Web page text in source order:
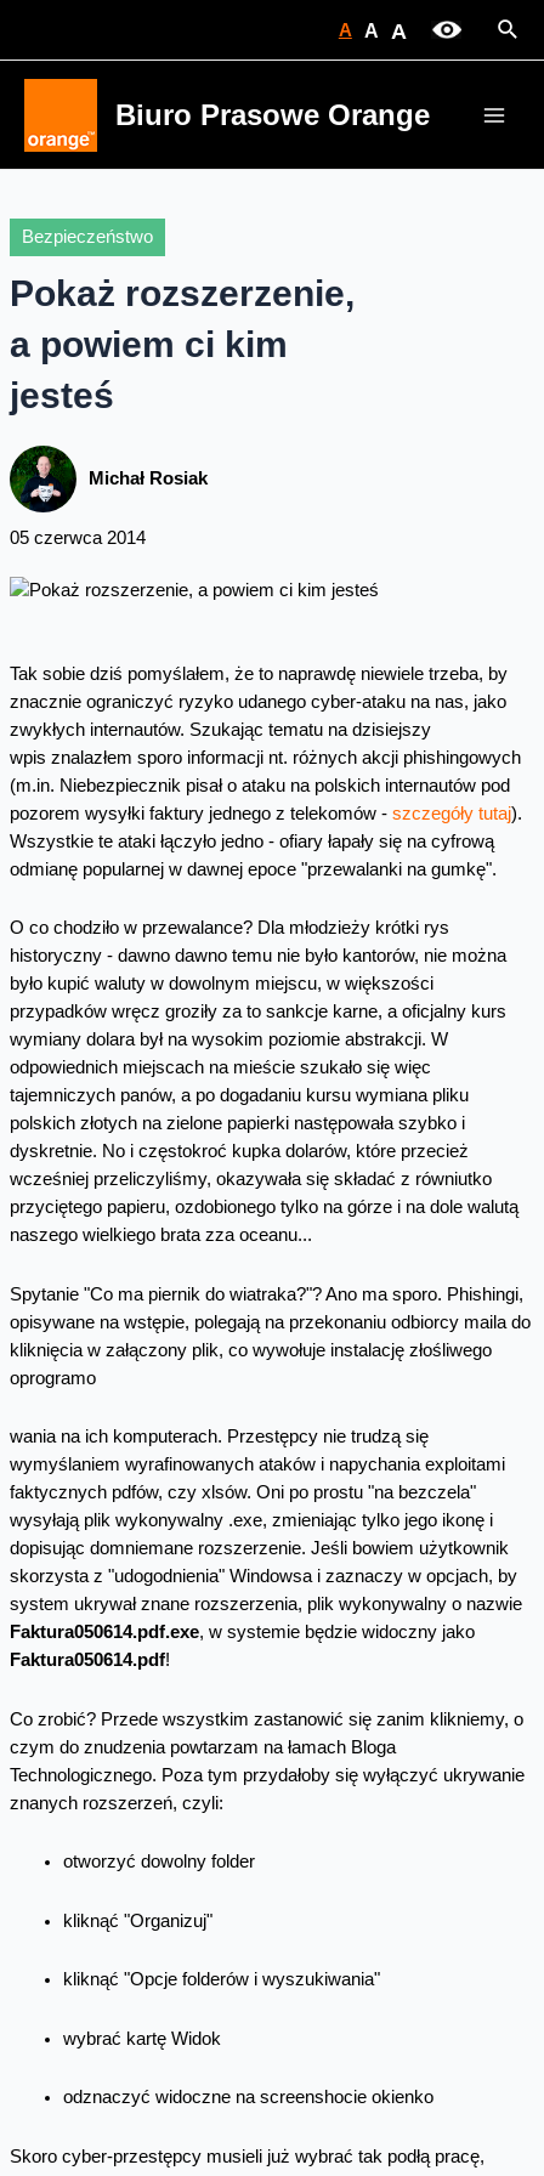
A A A
Biuro Prasowe Orange
Bezpieczeństwo
Pokaż rozszerzenie,
a powiem ci kim
jesteś
Michał Rosiak
05 czerwca 2014
Tak sobie dziś pomyślałem, że to naprawdę niewiele trzeba, by
znacznie ograniczyć ryzyko udanego cyber-ataku na nas, jako
zwykłych internautów. Szukając tematu na dzisiejszy
wpis znalazłem sporo informacji nt. różnych akcji phishingowych
(m.in. Niebezpiecznik pisał o ataku na polskich internautów pod
pozorem wysyłki faktury jednego z telekomów - szczegóły tutaj).
Wszystkie te ataki łączyło jedno - ofiary łapały się na cyfrową
odmianę popularnej w dawnej epoce "przewalanki na gumkę".
O co chodziło w przewalance? Dla młodzieży krótki rys
historyczny - dawno dawno temu nie było kantorów, nie można
było kupić waluty w dowolnym miejscu, w większości
przypadków wręcz groziły za to sankcje karne, a oficjalny kurs
wymiany dolara był na wysokim poziomie abstrakcji. W
odpowiednich miejscach na mieście szukało się więc
tajemniczych panów, a po dogadaniu kursu wymiana pliku
polskich złotych na zielone papierki następowała szybko i
dyskretnie. No i częstokroć kupka dolarów, które przecież
wcześniej przeliczyliśmy, okazywała się składać z równiutko
przyciętego papieru, ozdobionego tylko na górze i na dole walutą
naszego wielkiego brata zza oceanu...
Spytanie "Co ma piernik do wiatraka?"? Ano ma sporo. Phishingi,
opisywane na wstępie, polegają na przekonaniu odbiorcy maila do
kliknięcia w załączony plik, co wywołuje instalację złośliwego
oprogramo
wania na ich komputerach. Przestępcy nie trudzą się
wymyślaniem wyrafinowanych ataków i napychania exploitami
faktycznych pdfów, czy xlsów. Oni po prostu "na bezczela"
wysyłają plik wykonywalny .exe, zmieniając tylko jego ikonę i
dopisując domniemane rozszerzenie. Jeśli bowiem użytkownik
skorzysta z "udogodnienia" Windowsa i zaznaczy w opcjach, by
system ukrywał znane rozszerzenia, plik wykonywalny o nazwie
Faktura050614.pdf.exe, w systemie będzie widoczny jako
Faktura050614.pdf!
Co zrobić? Przede wszystkim zastanowić się zanim klikniemy, o
czym do znudzenia powtarzam na łamach Bloga
Technologicznego. Poza tym przydałoby się wyłączyć ukrywanie
znanych rozszerzeń, czyli:
otworzyć dowolny folder
kliknąć "Organizuj"
kliknąć "Opcje folderów i wyszukiwania"
wybrać kartę Widok
odznaczyć widoczne na screenshocie okienko
Skoro cyber-przestępcy musieli już wybrać tak podłą pracę,